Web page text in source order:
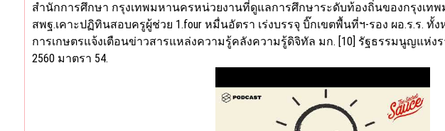
สำนักการศึกษา กรุงเทพมหานครหน่วยงานที่ดูแลการศึกษาระดับท้องถิ่นของกรุงเท
สพฐ.เคาะปฏิทินสอบครูผู้ช่วย 1.four หมื่นอัตรา เร่งบรรจุ บิ๊กเขตพื้นที่ฯ-รอง ผอ.ร.ร.
การเกษตรแจ้งเตือนข่าวสารแหล่งความรู้คลังความรู้ดิจิทัล มก. [10] รัฐธรรมนูญแห่
2560 มาตรา 54.